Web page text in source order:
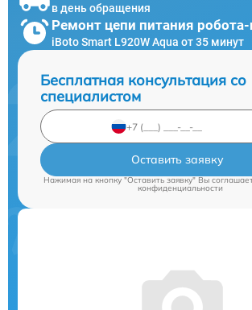
в день обращения
Ремонт цепи питания
iBoto Smart L920W Aqua от 35 минут
Бесплатная консультация со
специалистом
Оставить заявку
Нажимая на кнопку "Оставить заявку" Вы
конфиденциальности